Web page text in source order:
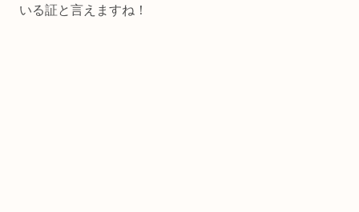
いる証と言えますね！